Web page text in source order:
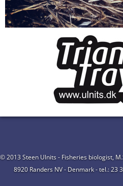
© 2013 Steen Ulnits - Fisheries biologist,
8920 Randers NV - Denmark - tel.: 23